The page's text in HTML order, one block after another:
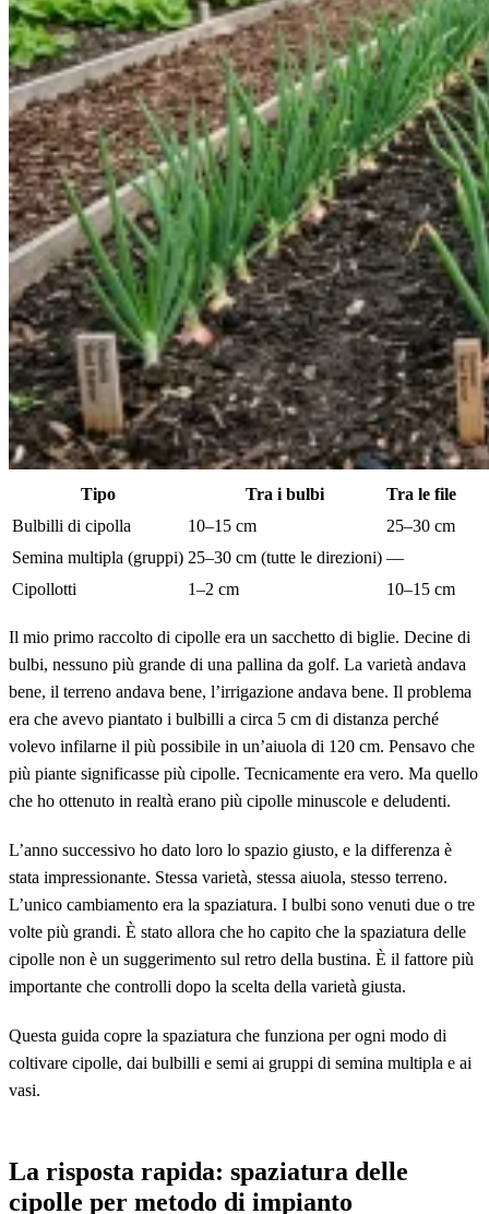
Tipo Tra i bulbi
Tra le file
Bulbilli di cipolla
10–15 cm
25–30 cm
Semina multipla (gruppi) 25–30 cm (tutte le direzioni) —
Cipollotti
1–2 cm 10–15 cm
Il mio primo raccolto di cipolle era un sacchetto di biglie. Decine di
bulbi, nessuno più grande di una pallina da golf. La varietà andava
bene, il terreno andava bene, l’irrigazione andava bene. Il problema
era che avevo piantato i bulbilli a circa 5 cm di distanza perché
volevo infilarne il più possibile in un’aiuola di 120 cm. Pensavo che
più piante significasse più cipolle. Tecnicamente era vero. Ma quello
che ho ottenuto in realtà erano più cipolle minuscole e deludenti.
L’anno successivo ho dato loro lo spazio giusto, e la differenza è
stata impressionante. Stessa varietà, stessa aiuola, stesso terreno.
L’unico cambiamento era la spaziatura. I bulbi sono venuti due o tre
volte più grandi. È stato allora che ho capito che la spaziatura delle
cipolle non è un suggerimento sul retro della bustina. È il fattore più
importante che controlli dopo la scelta della varietà giusta.
Questa guida copre la spaziatura che funziona per ogni modo di
coltivare cipolle, dai bulbilli e semi ai gruppi di semina multipla e ai
vasi.
La risposta rapida: spaziatura delle
cipolle per metodo di impianto